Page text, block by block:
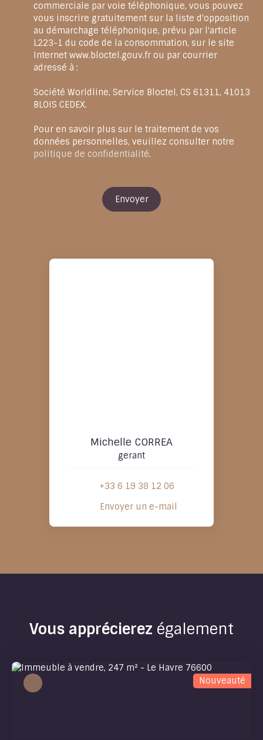
commerciale par voie téléphonique, vous pouvez
vous inscrire gratuitement sur la liste d'opposition
au démarchage téléphonique, prévu par l'article
L223-1 du code de la consommation, sur le site
Internet www.bloctel.gouv.fr ou par courrier
adressé à :
Société Worldline, Service Bloctel, CS 61311, 41013
BLOIS CEDEX.
Pour en savoir plus sur le traitement de vos
données personnelles, veuillez consulter notre
politique de confidentialité.
Envoyer
Michelle CORREA
gerant
+33 6 19 38 12 06
Envoyer un e-mail
Vous apprécierez également
Nouveauté